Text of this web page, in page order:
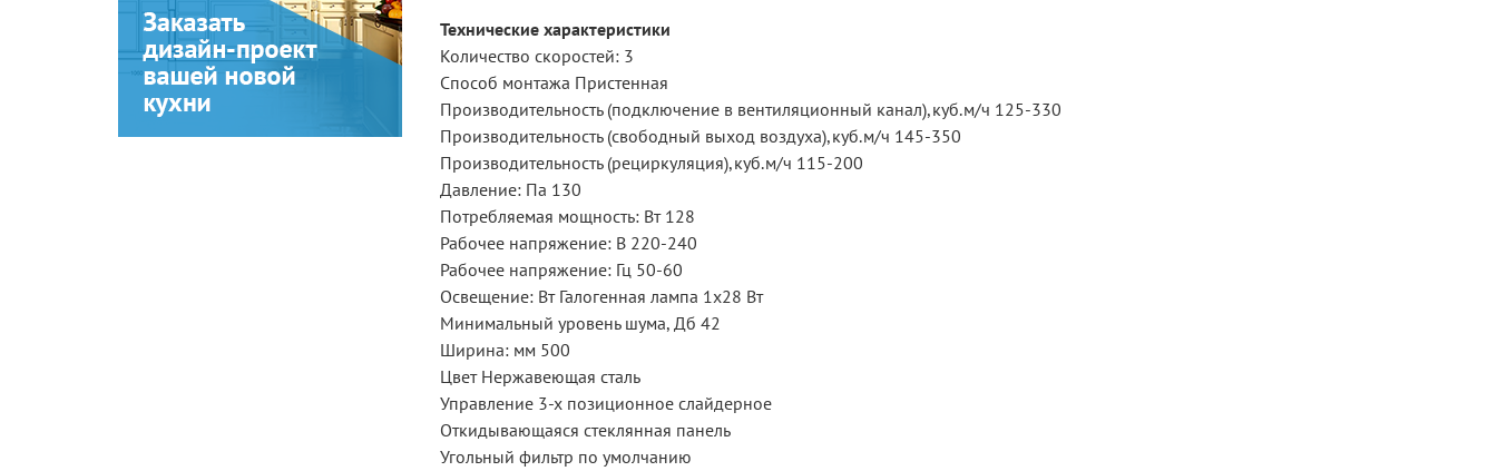
Технические характеристики
Количество скоростей: 3
Способ монтажа Пристенная
Производительность (подключение в вентиляционный канал),куб.м/ч 125-330
Производительность (свободный выход воздуха),куб.м/ч 145-350
Производительность (рециркуляция),куб.м/ч 115-200
Давление: Па 130
Потребляемая мощность: Вт 128
Рабочее напряжение: В 220-240
Рабочее напряжение: Гц 50-60
Освещение: Вт Галогенная лампа 1x28 Вт
Минимальный уровень шума, Дб 42
Ширина: мм 500
Цвет Нержавеющая сталь
Управление 3-х позиционное слайдерное
Откидывающаяся стеклянная панель
Угольный фильтр по умолчанию